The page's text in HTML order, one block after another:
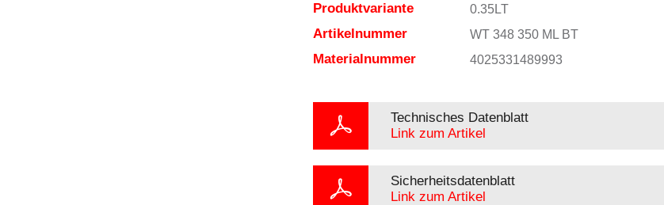
Produktvariante 0.35LT
Artikelnummer WT 348 350 ML BT
Materialnummer 4025331489993
Technisches Datenblatt
Link zum Artikel
Sicherheitsdatenblatt
Link zum Artikel